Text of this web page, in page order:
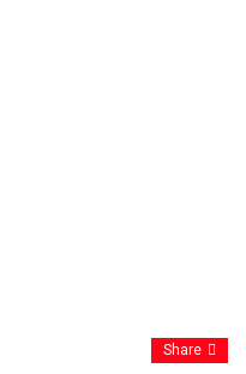
Share